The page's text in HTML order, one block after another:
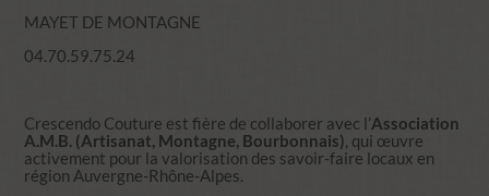
MAYET DE MONTAGNE
04.70.59.75.24
Crescendo Couture est fière de collaborer avec l’Association
A.M.B. (Artisanat, Montagne, Bourbonnais), qui œuvre
activement pour la valorisation des savoir-faire locaux en
région Auvergne-Rhône-Alpes.